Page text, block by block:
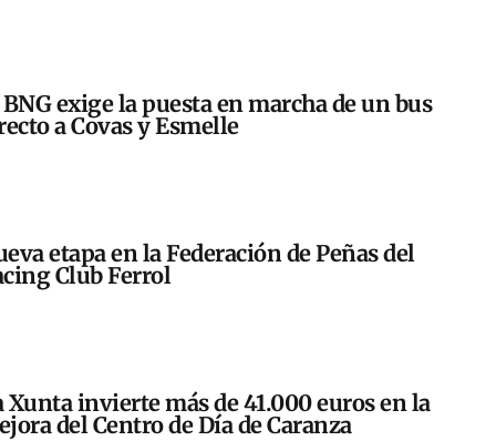
exige la puesta en marcha de un bus
a Covas y Esmelle
etapa en la Federación de Peñas del
Club Ferrol
Xunta invierte más de 41.000 euros en la
del Centro de Día de Caranza